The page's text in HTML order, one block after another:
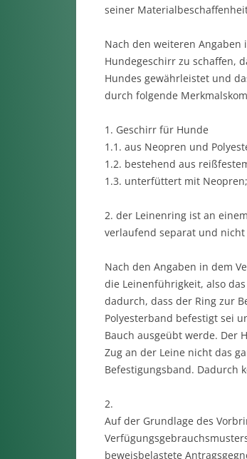
seiner
Nach den weiteren
Hundegeschirr zu schaffen,
Hundes gewährleistet und
durch folgende
1. Geschirr für Hunde
1.1. aus Neopren und
1.2. bestehend aus
1.3. unterfüttert mit Neopren;
2. der Leinenring ist an
verlaufend separat und
Nach den Angaben in dem
die Leinenführigkeit, also
dadurch, dass der Ring zur
Polyesterband befestigt sei
Bauch ausgeübt werde. Der
Zug an der Leine nicht das
Befestigungsband. Dadurch
2.
Auf der Grundlage des
beweisbelastete